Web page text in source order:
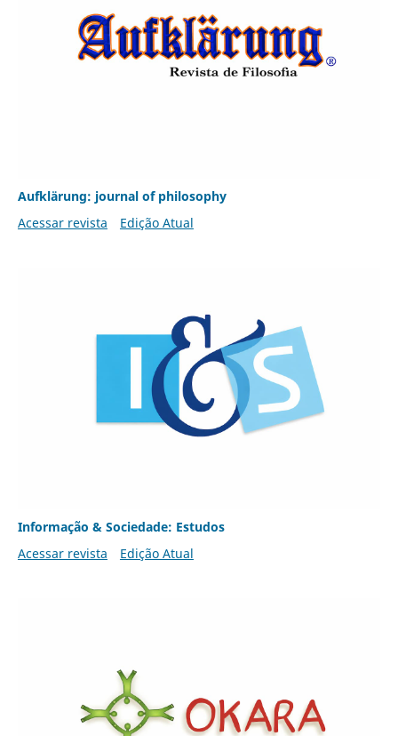
Aufklärung: journal of philosophy
Acessar revista
Edição Atual
Informação & Sociedade: Estudos
Acessar revista
Edição Atual